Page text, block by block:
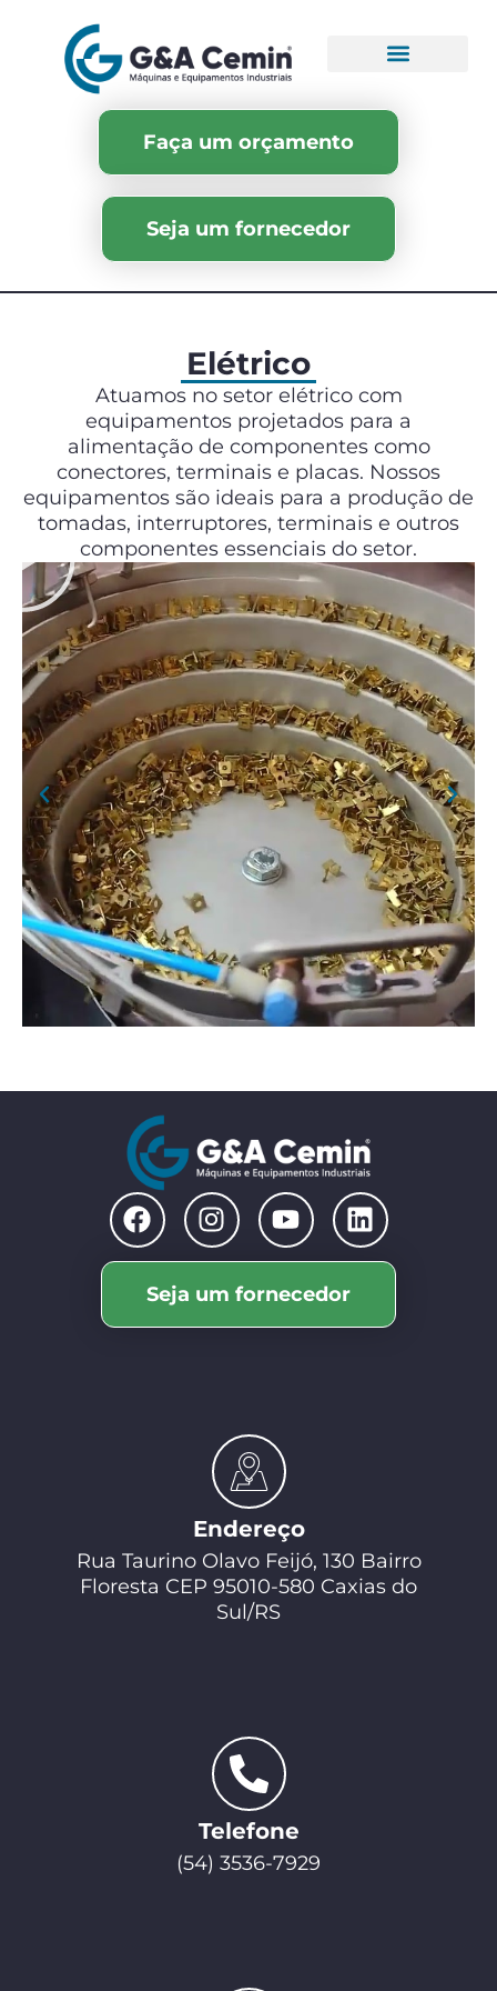
Faça um orçamento
Seja um fornecedor
Elétrico
Atuamos no setor elétrico com
equipamentos projetados para a
alimentação de componentes como
conectores, terminais e placas. Nossos
equipamentos são ideais para a produção de
tomadas, interruptores, terminais e outros
componentes essenciais do setor.
Seja um fornecedor
Endereço
Rua Taurino Olavo Feijó, 130 Bairro
Floresta CEP 95010-580 Caxias do
Sul/RS
Telefone
(54) 3536-7929